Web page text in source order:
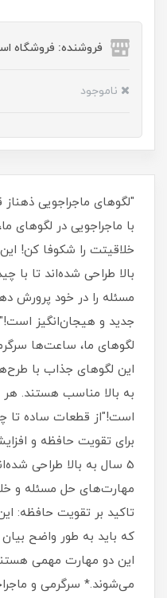
فروشنده: فروشگاه
ناموجود
"لگوهای ماجراجویی
با ماجراجویی در لگوهای
بالا طراحی شده‌اند تا
مسئله را در خود پرورش
جدید و هیجان‌انگیز
لگوهای ما، ساعت‌ها
به بالا مناسب هستند.
است!"از قطعات ساده تا
برای تقویت حافظه و
5 سال به بالا طراحی
مهارت‌های حل مسئله و
تاکید بر تقویت حافظه:
که باید به طور واضح
این دو مهارت مهمی
می‌شوند.* سرگرمی و